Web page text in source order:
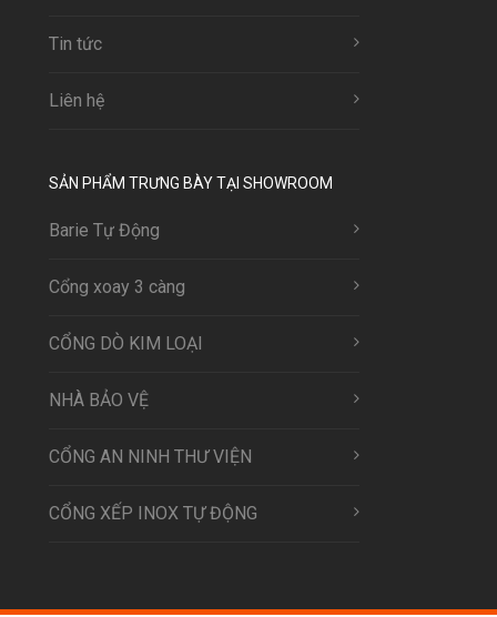
Tin tức
Liên hệ
SẢN PHẨM TRƯNG BÀY TẠI SHOWROOM
Barie Tự Động
Cổng xoay 3 càng
CỔNG DÒ KIM LOẠI
NHÀ BẢO VỆ
CỔNG AN NINH THƯ VIỆN
CỔNG XẾP INOX TỰ ĐỘNG